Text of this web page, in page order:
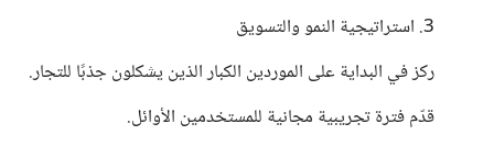
3. استراتيجية النمو والتسويق
ركز في البداية على الموردين الكبار الذين يشكلون جذبًا للتجار.
قدّم فترة تجريبية مجانية للمستخدمين الأوائل.